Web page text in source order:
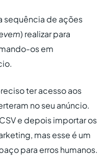
sequência de ações
) realizar para
os em
ter acesso aos
no seu anúncio.
e depois importar os
mas esse é um
para erros humanos.